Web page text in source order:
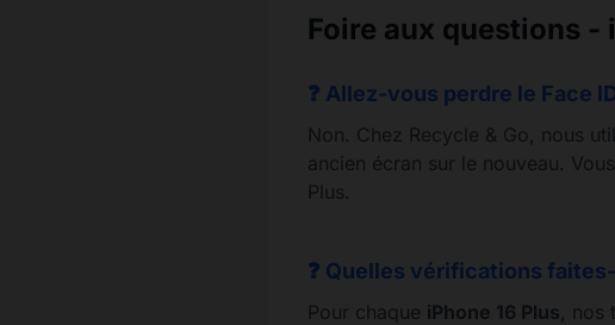
Foire aux questions -
❓ Allez-vous perdre le Face
Non. Chez Recycle & Go, nous
ancien écran sur le nouveau.
Plus.
❓ Quelles vérifications
Pour chaque iPhone 16 Plus, nos